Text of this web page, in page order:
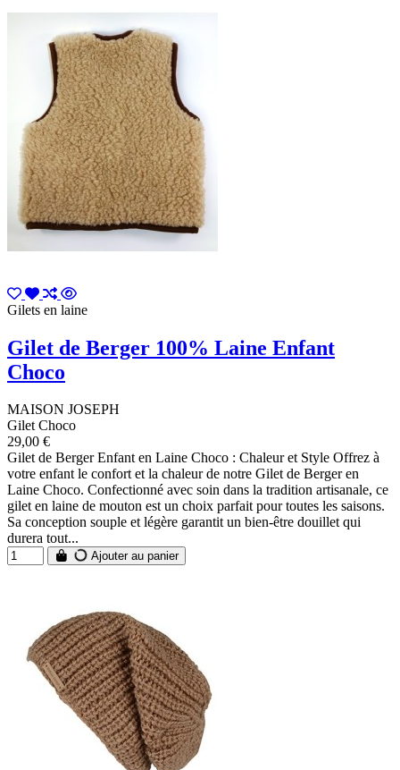
Gilets en laine
Gilet de Berger 100% Laine Enfant
Choco
MAISON JOSEPH
Gilet Choco
29,00 €
Gilet de Berger Enfant en Laine Choco : Chaleur et Style Offrez à
votre enfant le confort et la chaleur de notre Gilet de Berger en
Laine Choco. Confectionné avec soin dans la tradition artisanale, ce
gilet en laine de mouton est un choix parfait pour toutes les saisons.
Sa conception souple et légère garantit un bien-être douillet qui
durera tout...
Ajouter au panier